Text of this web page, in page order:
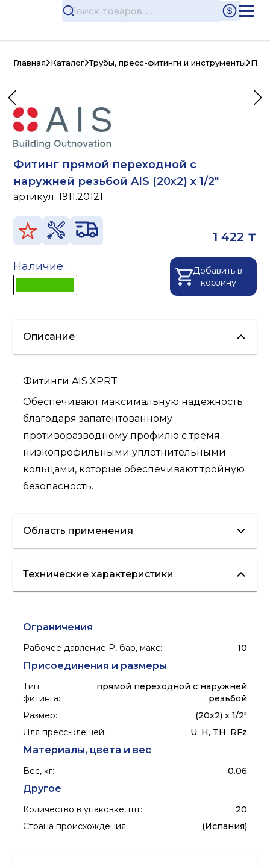
Главная Каталог Трубы, пресс-фитинги и инструменты
Фитинг прямой переходной с
наружней резьбой AIS (20x2) x 1/2"
артикул:1911.20121
1 422 ₸
Наличие:
Добавить в
корзину
Описание
Фитинги AIS XPRT
Обеспечивают максимальную надежность
благодаря запатентованному
противоразводному профилю с тремя
низкопрофильными уплотнительными
кольцами, которые обеспечивают тройную
безопасность.
Область применения
отопление
"теплые полы"
Технические характеристики
Ограничения
Рабочее давление P, бар, макс: 10
Присоединения и размеры
Тип
фитинга:
прямой переходной с наружней
резьбой
Размер:
(20x2) x 1/2"
Для пресс-клещей: U, H, TH, RFz
Материалы, цвета и вес
Вес, кг: 0.06
Другое
Количество в упаковке, шт:
20
Страна происхождения: (Испания)